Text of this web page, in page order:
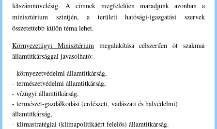
létszámnövelésig. A címnek megfelelően maradjunk azonban a
minisztérium szintjén, a területi hatósági-igazgatási szervek
összetettebb külön téma lehet.
Környezetügyi Minisztériummegalakítása célszerűen öt szakmai
államtitkársággal javasolható:
- környezetvédelmi államtitkárság,
- természetvédelmi államtitkárság,
- vízügyi államtitkárság,
- természet-gazdálkodási (erdészeti, vadászati és halvédelmi)
államtitkárság,
- klímastratégiai (klímapolitikáért felelős) államtitkárság.